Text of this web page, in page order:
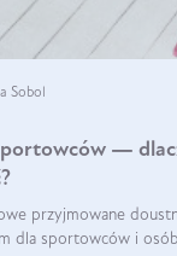
Sobol
—
przyjmowane
dla sportowców i